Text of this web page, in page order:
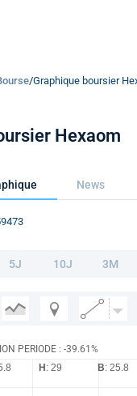
/Graphique boursier
Hexaom
News
5J 10J 3M
PERIODE : -39.61%
H : 29 B: 25.8